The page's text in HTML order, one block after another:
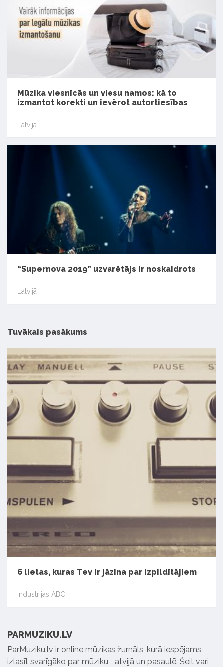
Mūzika viesnīcās un viesu namos: kā to
izmantot korekti un ievērot autortiesības
Latvijā
“Supernova 2019” uzvarētājs ir noskaidrots
Latvijā
Tuvākais pasākums
6 lietas, kuras Tev ir jāzina par izpildītājiem
Industrijas ABC
PARMUZIKU.LV
ParMuziku.lv ir online mūzikas žurnāls, kurā iespējams
izlasīt svarīgāko par mūziku Latvijā un pasaulē. Šeit vari